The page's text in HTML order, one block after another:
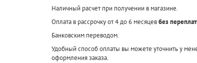
Наличный расчет при получении в магазине.
Оплата в рассрочку от 4 до 6 месяцевбез
Банковским переводом.
Удобный способ оплаты вы можете уточнить у
оформления заказа.